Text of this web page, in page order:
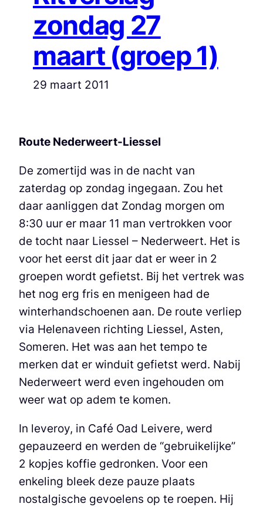
zondag 27
maart (groep 1)
29 maart 2011
Route Nederweert-Liessel
De zomertijd was in de nacht van
zaterdag op zondag ingegaan. Zou het
daar aanliggen dat Zondag morgen om
8:30 uur er maar 11 man vertrokken voor
de tocht naar Liessel – Nederweert. Het is
voor het eerst dit jaar dat er weer in 2
groepen wordt gefietst. Bij het vertrek was
het nog erg fris en menigeen had de
winterhandschoenen aan. De route verliep
via Helenaveen richting Liessel, Asten,
Someren. Het was aan het tempo te
merken dat er winduit gefietst werd. Nabij
Nederweert werd even ingehouden om
weer wat op adem te komen.
In leveroy, in Café Oad Leivere, werd
gepauzeerd en werden de “gebruikelijke”
2 kopjes koffie gedronken. Voor een
enkeling bleek deze pauze plaats
nostalgische gevoelens op te roepen. Hij